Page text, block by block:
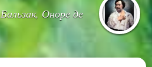
Бальзак, Оноре де